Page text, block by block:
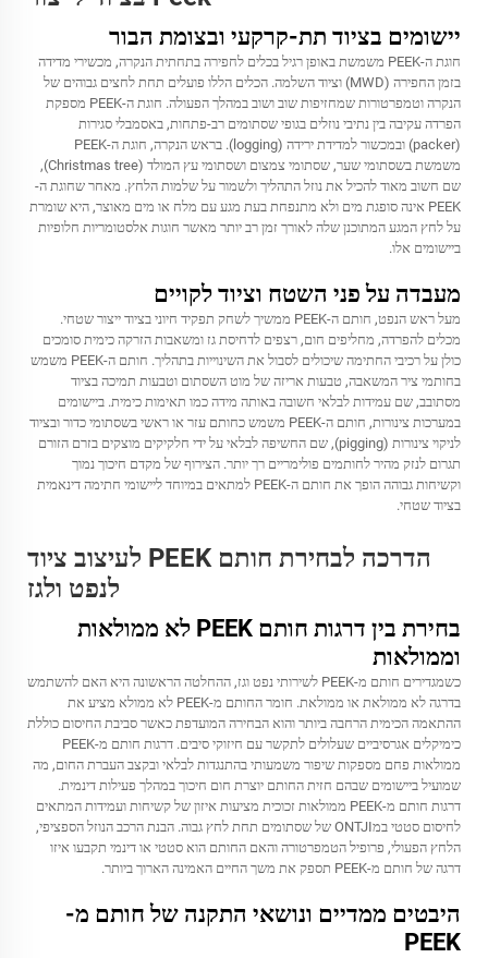
יישומים בציוד תת-קרקעי ובצומת הבור
חוגת ה-PEEK משמשת באופן רגיל בכלים לחפירה בתחתית הנקרה, מכשירי מדידה
בזמן החפירה (MWD) וציוד השלמה. הכלים הללו פועלים תחת לחצים גבוהים של
הנקרה וטמפרטורות שמחזיפות שוב ושוב במהלך הפעולה. חוגת ה-PEEK מספקת
הפרדה עקיבה בין נתיבי נוזלים בגופי שסתומים רב-פתחות, באסמבלי סגירות
(packer) ובמכשור למדידת ירידה (logging). בראש הנקרה, חוגת ה-PEEK
משמשת בשסתומי שער, שסתומי צמצום ושסתומי עץ המולד (Christmas tree),
שם חשוב מאוד להכיל את נוזל התהליך ולשמור על שלמות הלחץ. מאחר שחוגת ה-
PEEK אינה סופגת מים ולא מתנפחת בעת מגע עם מלח או מים מאוצר, היא שומרת
על לחץ המגע המתוכנן שלה לאורך זמן רב יותר מאשר חוגות אלסטומריות חלופיות
ביישומים אלו.
מעבדה על פני השטח וציוד לקויים
מעל ראש הנפט, חותם ה-PEEK ממשיך לשחק תפקיד חיוני בציוד ייצור שטחי.
מכלים להפרדה, מחליפים חום, רצפים לדחיסת גז ומשאבות הזרקה כימית סומכים
כולן על רכיבי החתימה שיכולים לסבול את השינוייות בתהליך. חותם ה-PEEK משמש
בחותמי ציר המשאבה, טבעות אריזה של מוט השסתום וטבעות תמיכה בציוד
מסתובב, שם עמידות לבלאי חשובה באותה מידה כמו תאימות כימית. ביישומים
במערכות צינורות, חותם ה-PEEK משמש כחותם עזר או ראשי בשסתומי כדור ובציוד
לניקוי צינורות (pigging), שם החשיפה לבלאי על ידי חלקיקים מוצקים בזרם הזורם
תגרום לנזק מהיר לחותמים פולימריים רך יותר. הצירוף של מקדם חיכוך נמוך
וקשיחות גבוהה הופך את חותם ה-PEEK למתאים במיוחד ליישומי חתימה דינאמית
בציוד שטחי.
הדרכה לבחירת חותם PEEK לעיצוב ציוד
לנפט ולגז
בחירת בין דרגות חותם PEEK לא ממולאות
וממולאות
כשמגדירים חותם מ-PEEK לשירותי נפט וגז, ההחלטה הראשונה היא האם להשתמש
בדרגה לא ממולאת או ממולאת. חומר החותם מ-PEEK לא ממולא מציע את
ההתאמה הכימית הרחבה ביותר והוא הבחירה המועדפת כאשר סביבת החיסום כוללת
כימיקלים אגרסיביים שעלולים לתקשר עם חיזוקי סיבים. דרגות חותם מ-PEEK
ממולאות פחם מספקות שיפור משמעותי בהתנגדות לבלאי ובקצב העברת החום, מה
שמועיל ביישומים שבהם חזית החותם יוצרת חום חיכוך במהלך פעילות דינמית.
דרגות חותם מ-PEEK ממולאות זכוכית מציעות איזון של קשיחות ועמידות המתאים
לחיסום סטטי במONTJI של שסתומים תחת לחץ גבוה. הבנת הרכב הנוזל הספציפי,
הלחץ הפעולי, פרופיל הטמפרטורה והאם החותם הוא סטטי או דינמי תקבעו איזו
דרגה של חותם מ-PEEK תספק את משך החיים האמינה הארוך ביותר.
היבטים ממדיים ונושאי התקנה של חותם מ-
PEEK